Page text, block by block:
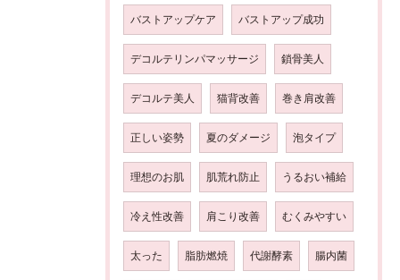
バストアップケア バストアップ成功
デコルテリンパマッサージ 鎖骨美人
デコルテ美人 猫背改善 巻き肩改善
正しい姿勢 夏のダメージ 泡タイプ
理想のお肌 肌荒れ防止 うるおい補給
冷え性改善 肩こり改善 むくみやすい
太った 脂肪燃焼 代謝酵素 腸内菌